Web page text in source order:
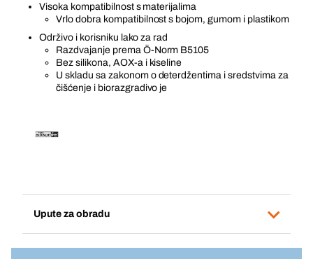
Visoka kompatibilnost s materijalima
Vrlo dobra kompatibilnost s bojom, gumom i plastikom
Održivo i korisniku lako za rad
Razdvajanje prema Ö-Norm B5105
Bez silikona, AOX-a i kiseline
U skladu sa zakonom o deterdžentima i sredstvima za
čišćenje i biorazgradivo je
Upute za obradu